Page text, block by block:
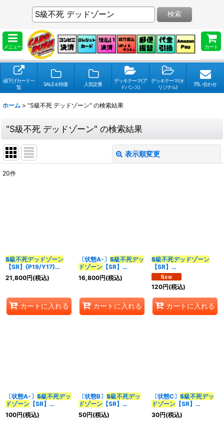
メニュー カート
検索
値下げカード一
覧
SALE＆特価 人気定番
デッキテーマ(ア
ドバンス)
デッキテーマ(オ
リジナル)
問い合わせ
ホーム > "S級不死 デッドゾーン" の検索結果
"S級不死 デッドゾーン" の検索結果
表示順変更
検索キーワードをお願い致します
カテゴリ :
特集:
20件
S級不死デッドゾーン
【SR】{P19/Y17}
《闇》
21,800円(税込)
カートに入れる
〔状態A-〕 S級不死デッ
ドゾーン【SR】
{P19/Y17}《闇》
16,800円(税込)
カートに入れる
S級不死デッドゾーン
【SR】
{26RP2TR4/TR9}
《闇》
120円(税込)
カートに入れる
〔状態A-〕 S級不死デッ
ドゾーン 【SR】
{BD101/18}《闇》
100円(税込)
〔状態B〕 S級不死デッ
ドゾーン【SR】
{BD101/18}《闇》
50円(税込)
〔状態C〕 S級不死デッ
ドゾーン【SR】
{BD101/18}《闇》
30円(税込)